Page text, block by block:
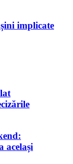
implicate
același